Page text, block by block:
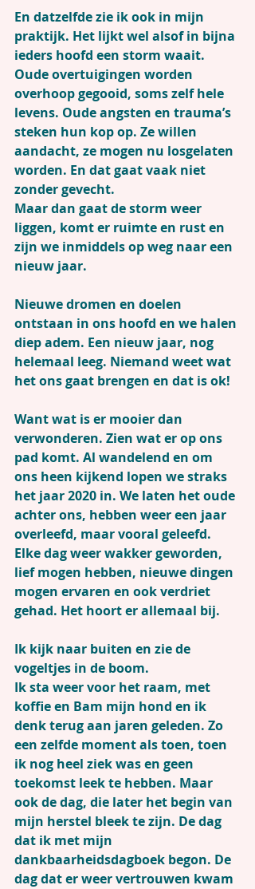
En datzelfde zie ik ook in mijn
praktijk. Het lijkt wel alsof in bijna
ieders hoofd een storm waait.
Oude overtuigingen worden
overhoop gegooid, soms zelf hele
levens. Oude angsten en trauma’s
steken hun kop op. Ze willen
aandacht, ze mogen nu losgelaten
worden. En dat gaat vaak niet
zonder gevecht.
Maar dan gaat de storm weer
liggen, komt er ruimte en rust en
zijn we inmiddels op weg naar een
nieuw jaar.
Nieuwe dromen en doelen
ontstaan in ons hoofd en we halen
diep adem. Een nieuw jaar, nog
helemaal leeg. Niemand weet wat
het ons gaat brengen en dat is ok!
Want wat is er mooier dan
verwonderen. Zien wat er op ons
pad komt. Al wandelend en om
ons heen kijkend lopen we straks
het jaar 2020 in. We laten het oude
achter ons, hebben weer een jaar
overleefd, maar vooral geleefd.
Elke dag weer wakker geworden,
lief mogen hebben, nieuwe dingen
mogen ervaren en ook verdriet
gehad. Het hoort er allemaal bij.
Ik kijk naar buiten en zie de
vogeltjes in de boom.
Ik sta weer voor het raam, met
koffie en Bam mijn hond en ik
denk terug aan jaren geleden. Zo
een zelfde moment als toen, toen
ik nog heel ziek was en geen
toekomst leek te hebben. Maar
ook de dag, die later het begin van
mijn herstel bleek te zijn. De dag
dat ik met mijn
dankbaarheidsdagboek begon. De
dag dat er weer vertrouwen kwam